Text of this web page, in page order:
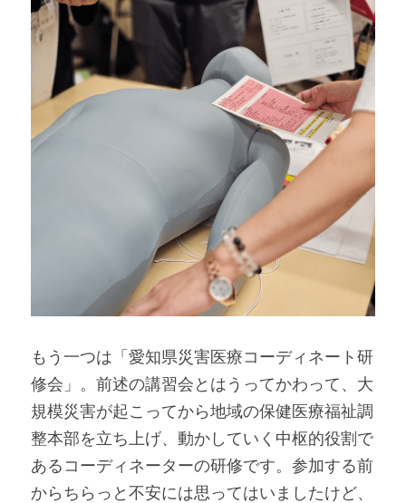
もう一つは「愛知県災害医療コーディネート研
修会」。前述の講習会とはうってかわって、大
規模災害が起こってから地域の保健医療福祉調
整本部を立ち上げ、動かしていく中枢的役割で
あるコーディネーターの研修です。参加する前
からちらっと不安には思ってはいましたけど、